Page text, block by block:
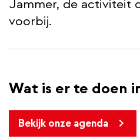
Jammer, de activiteit
voorbij.
Wat is er te doen
Bekijk onze agenda